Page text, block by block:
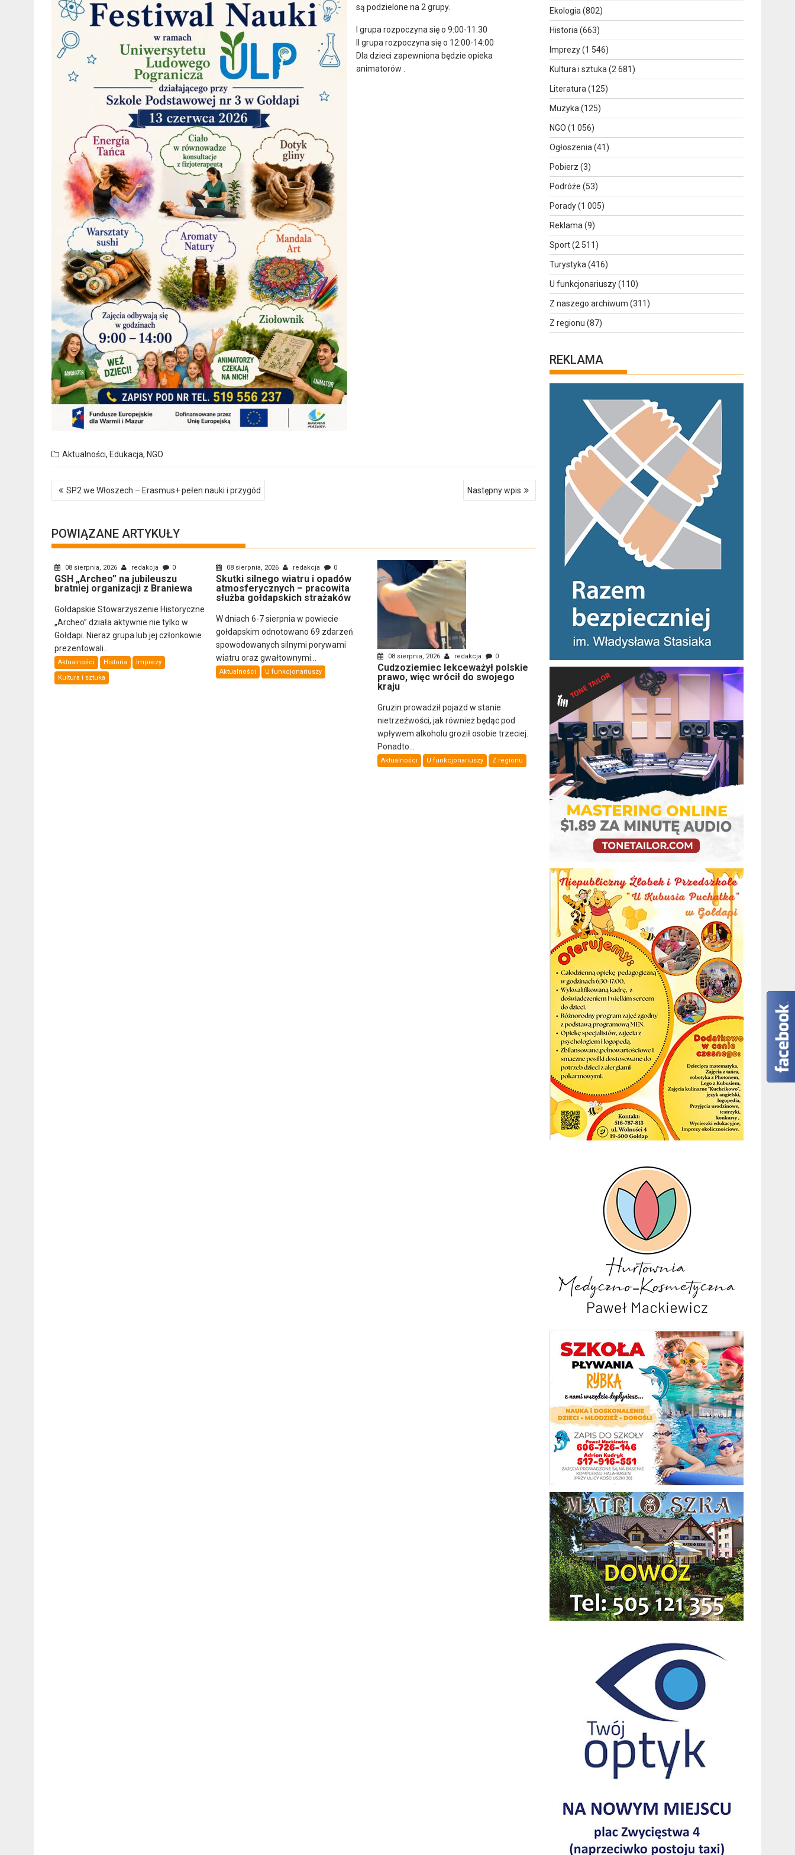
są podzielone na 2 grupy.
I grupa rozpoczyna się o 9:00-11.30
II grupa rozpoczyna się o 12:00-14:00
Dla dzieci zapewniona będzie opieka
animatorów .
Aktualności, Edukacja, NGO
Nawigacja
wpisu
SP2 we Włoszech – Erasmus+ pełen nauki i przygód Następny wpis
POWIĄZANE ARTYKUŁY
08 sierpnia, 2026 redakcja 0
GSH „Archeo” na jubileuszu
bratniej organizacji z Braniewa
Gołdapskie Stowarzyszenie Historyczne
„Archeo” działa aktywnie nie tylko w
Gołdapi. Nieraz grupa lub jej członkowie
prezentowali...
Aktualności Historia
Imprezy
Kultura i sztuka
08 sierpnia, 2026 redakcja 0
Skutki silnego wiatru i opadów
atmosferycznych – pracowita
służba gołdapskich strażaków
W dniach 6-7 sierpnia w powiecie
gołdapskim odnotowano 69 zdarzeń
spowodowanych silnymi porywami
wiatru oraz gwałtownymi...
Aktualności U funkcjonariuszy
08 sierpnia, 2026 redakcja 0
Cudzoziemiec lekceważył polskie
prawo, więc wrócił do swojego
kraju
Gruzin prowadził pojazd w stanie
nietrzeźwości, jak również będąc pod
wpływem alkoholu groził osobie trzeciej.
Ponadto...
Aktualności U funkcjonariuszy Z regionu
Ekologia (802)
Historia (663)
Imprezy(1 546)
Kultura i sztuka (2 681)
Literatura (125)
Muzyka (125)
NGO (1 056)
Ogłoszenia (41)
Pobierz (3)
Podróże (53)
Porady(1 005)
Reklama (9)
Sport(2 511)
Turystyka (416)
U funkcjonariuszy(110)
Z naszego archiwum (311)
Z regionu (87)
REKLAMA